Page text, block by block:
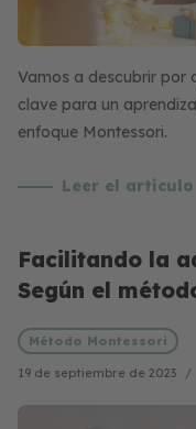
Vamos a descubrir por
clave para un
enfoque Montessori.
Leer el artículo
Facilitando la
Según el
Método Montessori
19 de septiembre de 2023